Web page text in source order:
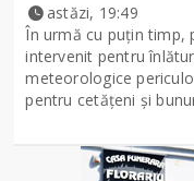
astăzi, 19:49
În urmă cu puțin timp,
intervenit pentru
meteorologice
pentru cetățeni și